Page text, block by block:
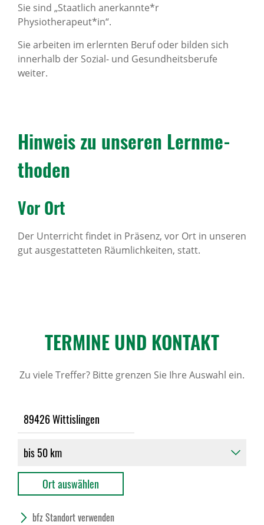
Sie sind „Staatlich anerkannte*r
Physiotherapeut*in“.
Sie arbeiten im erlernten Beruf oder bilden sich
innerhalb der Sozial- und Gesundheitsberufe
weiter.
Hinweis zu unseren Lern­me­
thoden
Vor Ort
Der Unterricht findet in Präsenz, vor Ort in unseren
gut ausgestatteten Räumlichkeiten, statt.
TERMINE UND KONTAKT
Zu viele Treffer? Bitte grenzen Sie Ihre Auswahl ein.
bfz Standort verwenden